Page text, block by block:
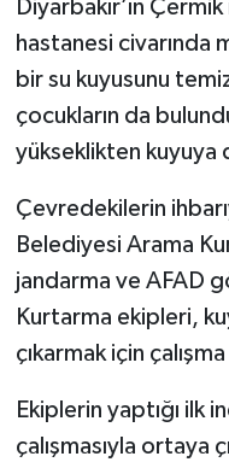
Diyarbakır’ın
hastanesi civarında
bir su kuyusunu
çocukların da
yükseklikten kuyuya
Çevredekilerin
Belediyesi Arama
jandarma ve AFAD
Kurtarma ekipleri,
çıkarmak için
Ekiplerin yaptığı ilk
çalışmasıyla ortaya